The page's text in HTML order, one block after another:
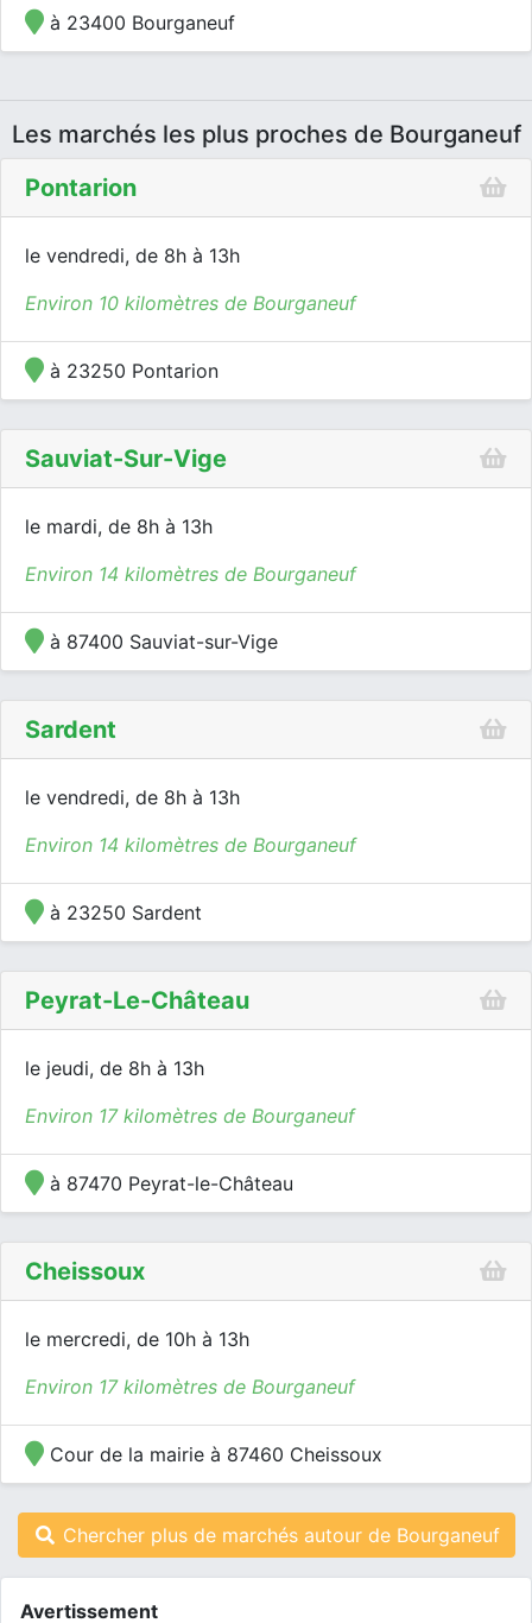
à 23400 Bourganeuf
Les marchés les plus proches de Bourganeuf
Pontarion
le vendredi, de 8h à 13h
Environ 10 kilomètres de Bourganeuf
à 23250 Pontarion
Sauviat-Sur-Vige
le mardi, de 8h à 13h
Environ 14 kilomètres de Bourganeuf
à 87400 Sauviat-sur-Vige
Sardent
le vendredi, de 8h à 13h
Environ 14 kilomètres de Bourganeuf
à 23250 Sardent
Peyrat-Le-Château
le jeudi, de 8h à 13h
Environ 17 kilomètres de Bourganeuf
à 87470 Peyrat-le-Château
Cheissoux
le mercredi, de 10h à 13h
Environ 17 kilomètres de Bourganeuf
Cour de la mairie à 87460 Cheissoux
Chercher plus de marchés autour de Bourganeuf
Avertissement